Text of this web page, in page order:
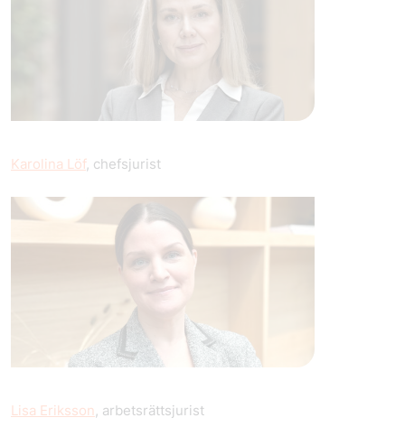
Karolina Löf, chefsjurist
Lisa Eriksson , arbetsrättsjurist